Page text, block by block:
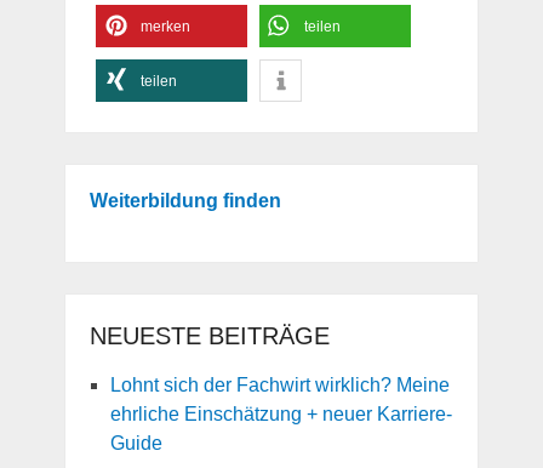
merken teilen
teilen
Weiterbildung finden
NEUESTE BEITRÄGE
Lohnt sich der Fachwirt wirklich? Meine
ehrliche Einschätzung + neuer Karriere-
Guide